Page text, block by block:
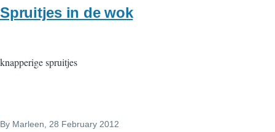
Spruitjes in de wok
knapperige spruitjes
By Marleen , 28 February 2012